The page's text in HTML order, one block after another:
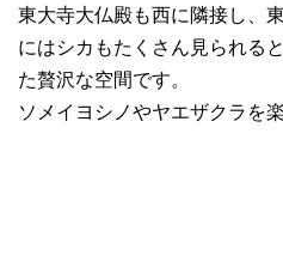
東大寺大仏殿も西に隣接し、
にはシカもたくさん見られる
た贅沢な空間です。
ソメイヨシノやヤエザクラを